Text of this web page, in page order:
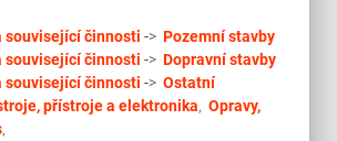
související činnosti -> Pozemní stavby
související činnosti -> Dopravní stavby
související činnosti -> Ostatní
přístroje a elektronika, Opravy,
,